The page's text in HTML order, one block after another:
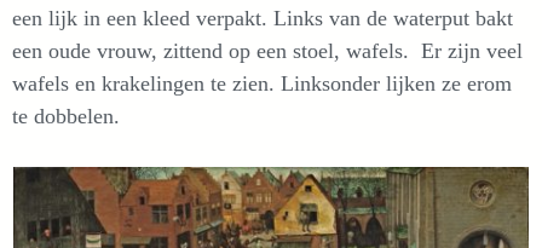
een lijk in een kleed verpakt. Links van de waterput bakt
een oude vrouw, zittend op een stoel, wafels. Er zijn veel
wafels en krakelingen te zien. Linksonder lijken ze erom
te dobbelen.